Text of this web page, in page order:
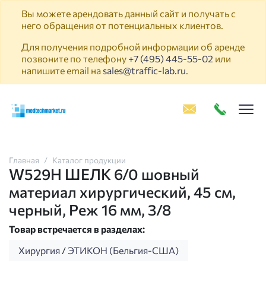
Вы можете арендовать данный сайт и получать с
него обращения от потенциальных клиентов.
Для получения подробной информации об аренде
позвоните по телефону +7 (495) 445-55-02 или
напишите email на sales@traffic-lab.ru.
Главная Каталог продукции
W529H ШЕЛК 6/0 шовный
материал хирургический, 45 см,
черный, Реж 16 мм, 3/8
Товар встречается в разделах:
Хирургия / ЭТИКОН (Бельгия-США)